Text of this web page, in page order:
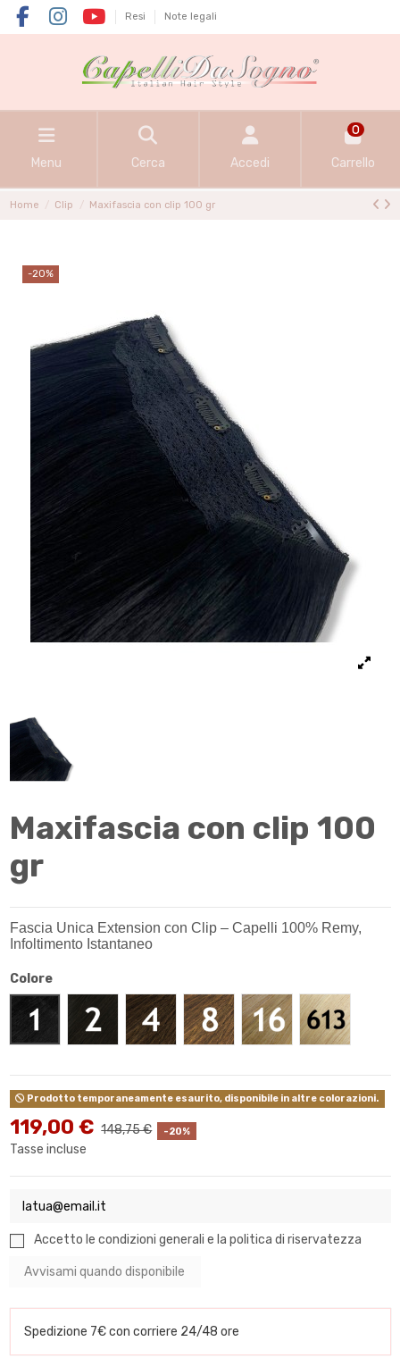
Resi Note legali
Menu Cerca Accedi
0
Carrello
Home Clip Maxifascia con clip 100 gr
-20%
Maxifascia con clip 100
gr
Fascia Unica Extension con Clip – Capelli 100% Remy,
Infoltimento Istantaneo
Colore
Nero #1
Castano scuro #2Castano medio #4Castano chiaro #8
Biondo miele #16
Biondo
Prodotto temporaneamente esaurito, disponibile in altre colorazioni.
119,00 € 148,75 € -20%
Tasse incluse
Accetto le condizioni generali e la politica di riservatezza
Spedizione 7€ con corriere 24/48 ore